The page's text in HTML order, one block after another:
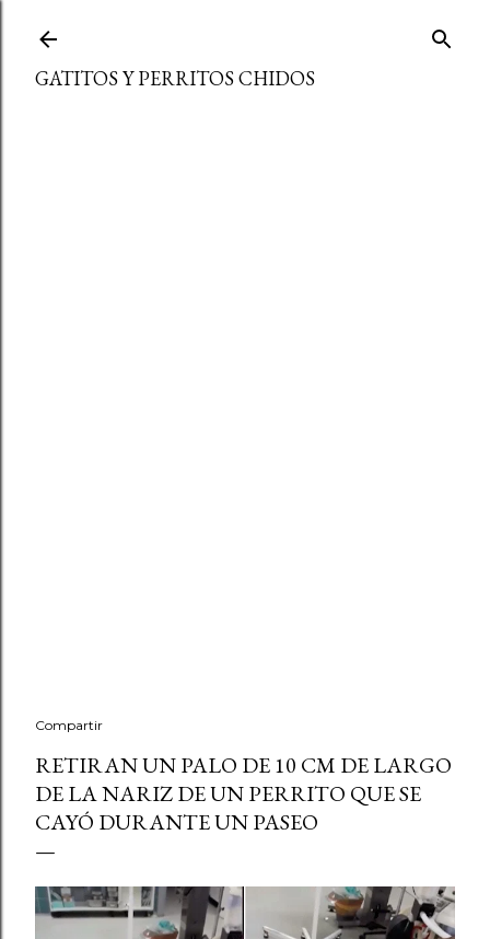
GATITOS Y PERRITOS CHIDOS
Compartir
RETIRAN UN PALO DE 10 CM DE LARGO
DE LA NARIZ DE UN PERRITO QUE SE
CAYÓ DURANTE UN PASEO